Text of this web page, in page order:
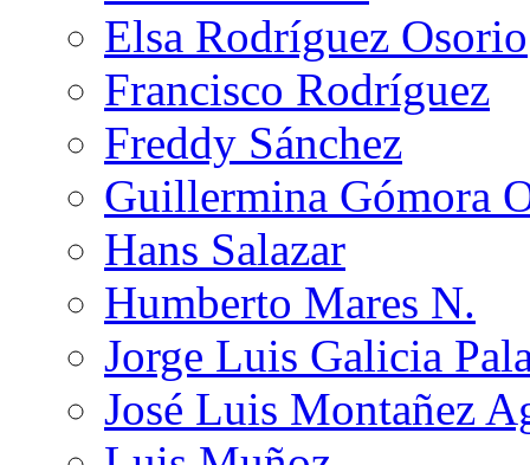
Elsa Rodríguez Osorio
Francisco Rodríguez
Freddy Sánchez
Guillermina Gómora
Hans Salazar
Humberto Mares N.
Jorge Luis Galicia
José Luis Montañez